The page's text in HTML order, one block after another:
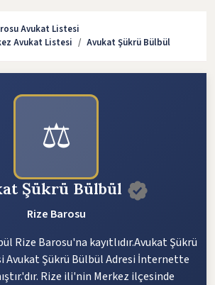
Avukat Listesi
Avukat Listesi
Avukat Şükrü Bülbül
⚖️
Şükrü Bülbül
Rize Barosu
Rize Barosu'na kayıtlıdır.Avukat Şükrü
Avukat Şükrü Bülbül Adresi İnternette
Rize ili'nin Merkez ilçesinde